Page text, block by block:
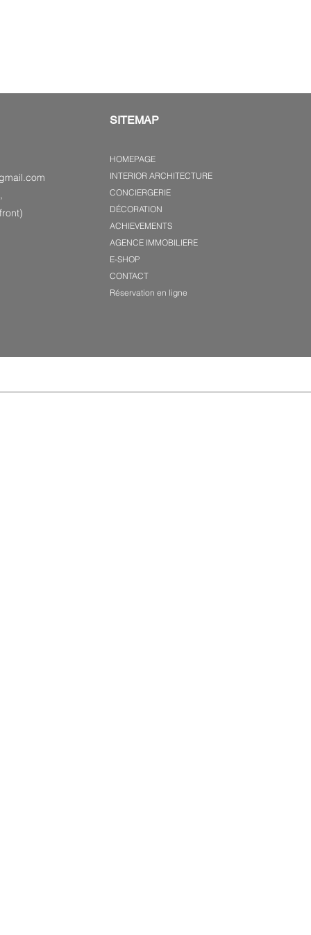
SITEMAP
HOMEPAGE
INTERIOR ARCHITECTURE
CONCIERGERIE
DÉCORATION
ACHIEVEMENTS
AGENCE IMMOBILIERE
E-SHOP
CONTACT
Réservation en ligne